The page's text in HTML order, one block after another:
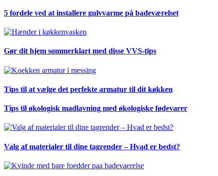
5 fordele ved at installere gulvvarme på badeværelset
Gør dit hjem sommerklart med disse VVS-tips
Tips til at vælge det perfekte armatur til dit køkken
Tips til økologisk madlavning med økologiske fødevarer
Valg af materialer til dine tagrender – Hvad er bedst?